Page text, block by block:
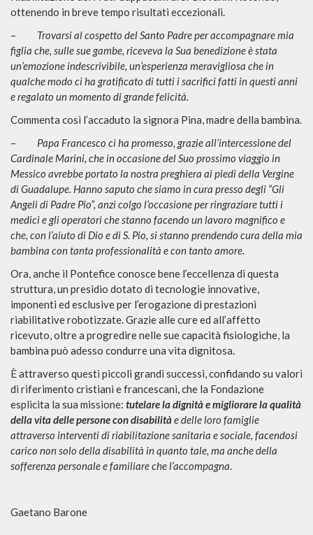
ottenendo in breve tempo risultati eccezionali.
– Trovarsi al cospetto del Santo Padre per accompagnare mia
figlia che, sulle sue gambe, riceveva la Sua benedizione è stata
un’emozione indescrivibile, un’esperienza meravigliosa che in
qualche modo ci ha gratificato di tutti i sacrifici fatti in questi anni
e regalato un momento di grande felicità.
Commenta così l’accaduto la signora Pina, madre della bambina.
– Papa Francesco ci ha promesso, grazie all’intercessione del
Cardinale Marini, che in occasione del Suo prossimo viaggio in
Messico avrebbe portato la nostra preghiera ai piedi della Vergine
di Guadalupe. Hanno saputo che siamo in cura presso degli “Gli
Angeli di Padre Pio”, anzi colgo l’occasione per ringraziare tutti i
medici e gli operatori che stanno facendo un lavoro magnifico e
che, con l’aiuto di Dio e di S. Pio, si stanno prendendo cura della mia
bambina con tanta professionalità e con tanto amore.
Ora, anche il Pontefice conosce bene l’eccellenza di questa
struttura, un presidio dotato di tecnologie innovative,
imponenti ed esclusive per l’erogazione di prestazioni
riabilitative robotizzate. Grazie alle cure ed all’affetto
ricevuto, oltre a progredire nelle sue capacità fisiologiche, la
bambina può adesso condurre una vita dignitosa.
È attraverso questi piccoli grandi successi, confidando su valori
di riferimento cristiani e francescani, che la Fondazione
esplicita la sua missione: tutelare la dignità e migliorare la qualità
della vita delle persone con disabilitàe delle loro famiglie
attraverso interventi di riabilitazione sanitaria e sociale, facendosi
carico non solo della disabilità in quanto tale, ma anche della
sofferenza personale e familiare che l’accompagna.
Gaetano Barone